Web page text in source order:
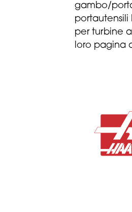
gambo/
portautensili
per turbine
loro pagina